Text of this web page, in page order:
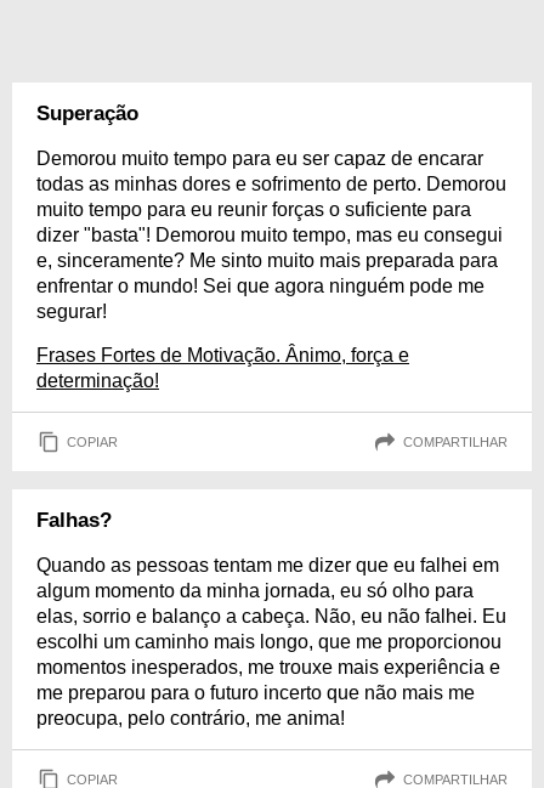
Superação
Demorou muito tempo para eu ser capaz de encarar
todas as minhas dores e sofrimento de perto. Demorou
muito tempo para eu reunir forças o suficiente para
dizer "basta"! Demorou muito tempo, mas eu consegui
e, sinceramente? Me sinto muito mais preparada para
enfrentar o mundo! Sei que agora ninguém pode me
segurar!
Frases Fortes de Motivação. Ânimo, força e
determinação!
COPIAR COMPARTILHAR
Falhas?
Quando as pessoas tentam me dizer que eu falhei em
algum momento da minha jornada, eu só olho para
elas, sorrio e balanço a cabeça. Não, eu não falhei. Eu
escolhi um caminho mais longo, que me proporcionou
momentos inesperados, me trouxe mais experiência e
me preparou para o futuro incerto que não mais me
preocupa, pelo contrário, me anima!
COPIAR COMPARTILHAR